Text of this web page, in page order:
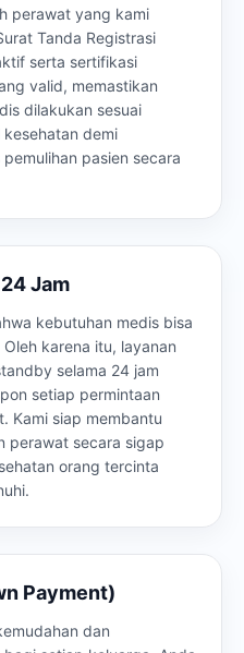
perawat yang kami
Tanda Registrasi
serta sertifikasi
valid, memastikan
dilakukan sesuai
demi
pasien secara
Jam
kebutuhan medis bisa
karena itu, layanan
selama 24 jam
setiap permintaan
Kami siap membantu
perawat secara sigap
orang tercinta
Payment)
dan